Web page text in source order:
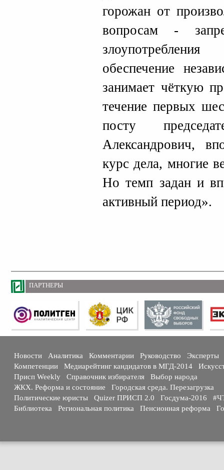
горожан от
вопросам -
обеспечение
занимает чёткую
течение первых
посту
Александрович,
курс дела, многие
Но темп задан и
активный период».
ПАРТНЕРЫ
Новости Аналитика Комментарии Руководство
Эксперты
Компетенции
Медиарейтинг кандидатов в МГД-2014
Присп Weekly
Справочник избирателя
Выбор народа
ЖКХ. Реформа и состояние
Городская среда. Перезагрузка
Политические юристы
Quizer ПРИСП 2.0 Госдума-2016
Библиотека
Региональная политика Пенсионная реформа